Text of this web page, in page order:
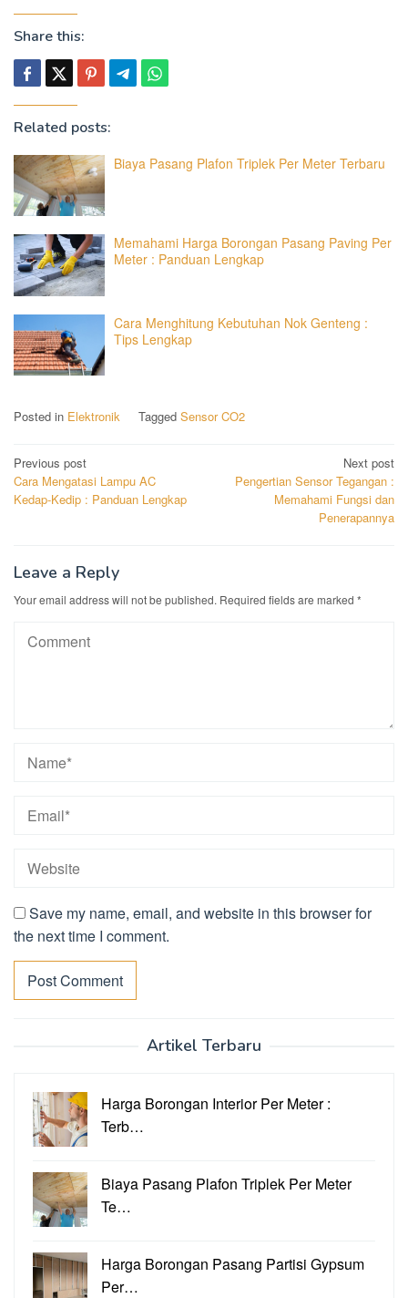
Share this:
Related posts:
Biaya Pasang Plafon Triplek Per Meter Terbaru
Memahami Harga Borongan Pasang Paving Per
Meter : Panduan Lengkap
Cara Menghitung Kebutuhan Nok Genteng :
Tips Lengkap
Posted in Elektronik Tagged Sensor CO2
Post
navigation
Previous post
Cara Mengatasi Lampu AC
Kedap-Kedip : Panduan Lengkap
Next post
Pengertian Sensor Tegangan :
Memahami Fungsi dan
Penerapannya
Leave a Reply
Your email address will not be published. Required fields are marked *
Save my name, email, and website in this browser for
the next time I comment.
Artikel Terbaru
Harga Borongan Interior Per Meter :
Terb…
Biaya Pasang Plafon Triplek Per Meter
Te…
Harga Borongan Pasang Partisi Gypsum
Per…